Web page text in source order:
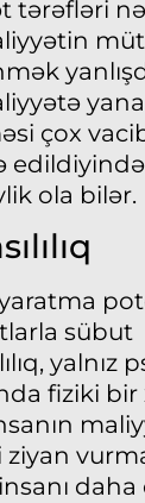
tərəfləri
çox
ola bilər.
yaratma
sübut
yalnız
fiziki bir